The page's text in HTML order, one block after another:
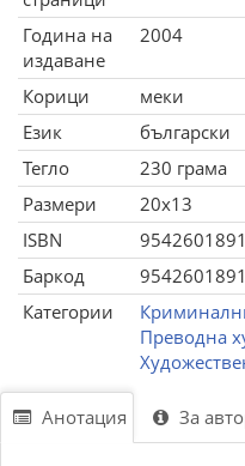
Година на
издаване
2004
Корици
меки
Език
български
Тегло
230 грама
Размери
20x13
ISBN
9542601891
Баркод
9542601891
Категории
Преводна
Анотация За